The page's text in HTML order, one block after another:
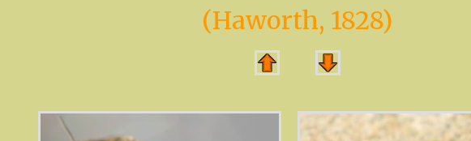
(Haworth, 1828)